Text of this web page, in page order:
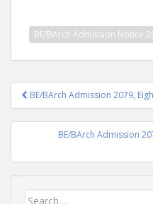
BE/BArch Admission Notice
Post
navigation
BE/BArch Admission 2079,
BE/BArch Admission
Search